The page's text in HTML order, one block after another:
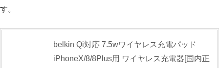
す。
belkin Qi対応 7.5wワイヤレス充電パッド
iPhoneX/8/8Plus用 ワイヤレス充電器[国内正